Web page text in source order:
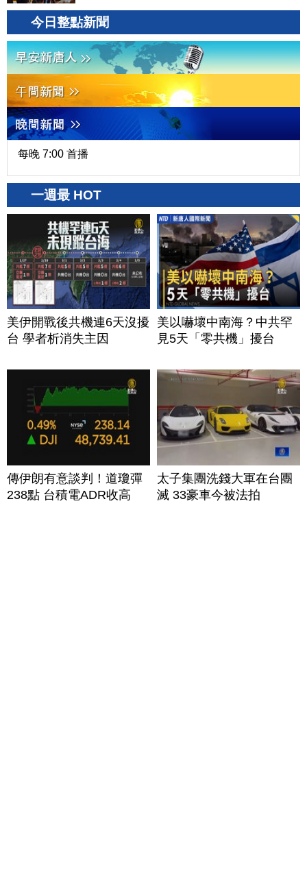
今日整點新聞
每晚 7:00 首播
一週最 HOT
美伊開戰後共機連6天沒擾
台 學者析消失主因
美以嚇壞中南海？中共罕
見5天「零共機」擾台
傳伊朗有意談判！道瓊彈
238點 台積電ADR收高
太子集團洗錢大軍在台團
滅 33豪車今被法拍